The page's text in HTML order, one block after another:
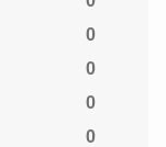
0
0
0
0